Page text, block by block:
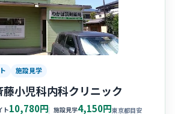
施設見学
小児科内科クリニック
ト10,780円 施設見学4,150円東京都目安